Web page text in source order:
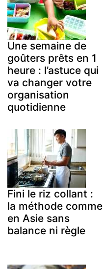
Une semaine de
goûters prêts en 1
heure : l’astuce qui
va changer votre
organisation
quotidienne
Fini le riz collant :
la méthode comme
en Asie sans
balance ni règle